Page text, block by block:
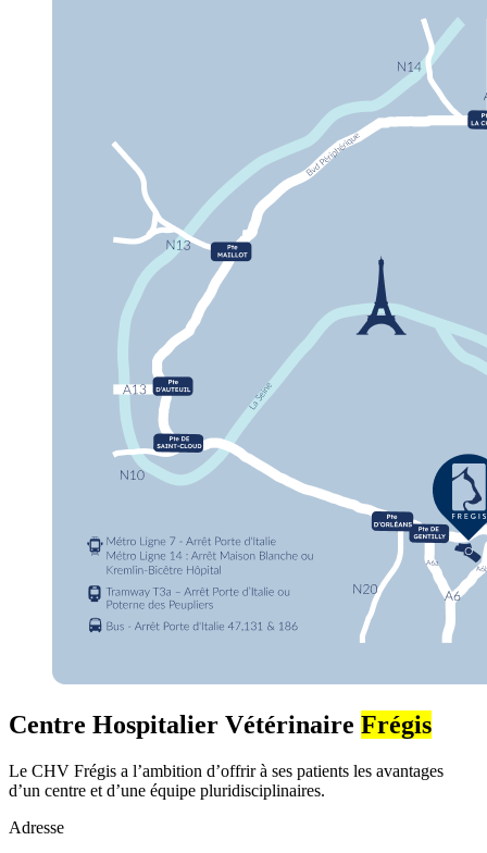
Centre Hospitalier Vétérinaire Frégis
Le CHV Frégis a l’ambition d’offrir à ses patients les avantages
d’un centre et d’une équipe pluridisciplinaires.
Adresse